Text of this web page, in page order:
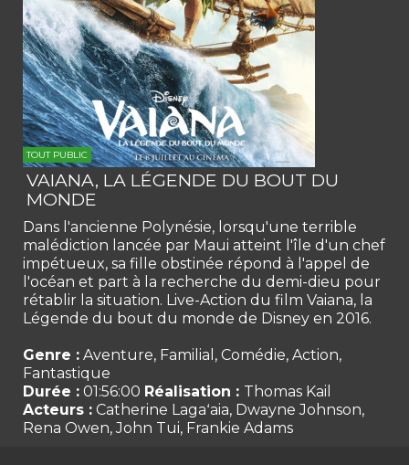
TOUT PUBLIC
VAIANA, LA LÉGENDE DU BOUT DU
MONDE
Dans l'ancienne Polynésie, lorsqu'une terrible
malédiction lancée par Maui atteint l'île d'un chef
impétueux, sa fille obstinée répond à l'appel de
l'océan et part à la recherche du demi-dieu pour
rétablir la situation. Live-Action du film Vaiana, la
Légende du bout du monde de Disney en 2016.
Genre : Aventure, Familial, Comédie, Action,
Fantastique
Durée : 01:56:00 Réalisation : Thomas Kail
Acteurs : Catherine Lagaʻaia, Dwayne Johnson,
Rena Owen, John Tui, Frankie Adams